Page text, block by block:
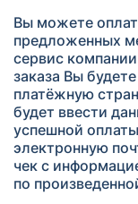
Вы можете
предложенных
сервис
заказа Вы
платёжную
будет ввести
успешной
электронную
чек с
по